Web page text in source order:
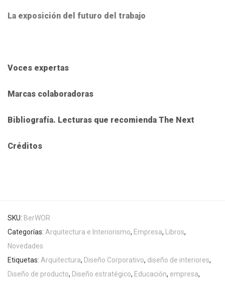
La exposición del futuro del trabajo
Voces expertas
Marcas colaboradoras
Bibliografía. Lecturas que recomienda The Next
Créditos
SKU: BerWOR
Categorías: Arquitectura e Interiorismo, Empresa, Libros,
Novedades
Etiquetas: Arquitectura, Diseño Corporativo, diseño de interiores,
Diseño de producto, Diseño estratégico, Educación, empresa,